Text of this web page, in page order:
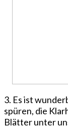
3. Es ist
spüren, die
Blätter unter